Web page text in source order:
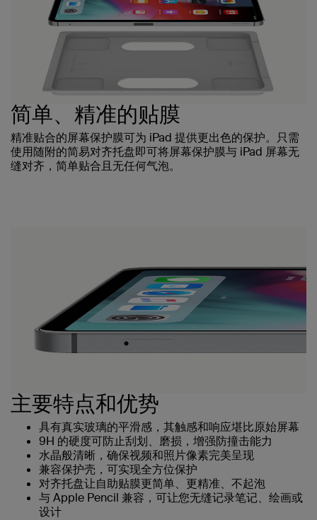
简单、精准的贴膜
精准贴合的屏幕保护膜可为 iPad 提供更出色的保护。只需
使用随附的简易对齐托盘即可将屏幕保护膜与 iPad 屏幕无
缝对齐，简单贴合且无任何气泡。
主要特点和优势
具有真实玻璃的平滑感，其触感和响应堪比原始屏幕
9H 的硬度可防止刮划、磨损，增强防撞击能力
水晶般清晰，确保视频和照片像素完美呈现
兼容保护壳，可实现全方位保护
对齐托盘让自助贴膜更简单、更精准、不起泡
与 Apple Pencil 兼容，可让您无缝记录笔记、绘画或
设计